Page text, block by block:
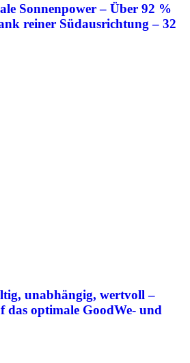
Sonnenpower – Über 92 %
reiner Südausrichtung – 32
unabhängig, wertvoll –
das optimale GoodWe- und